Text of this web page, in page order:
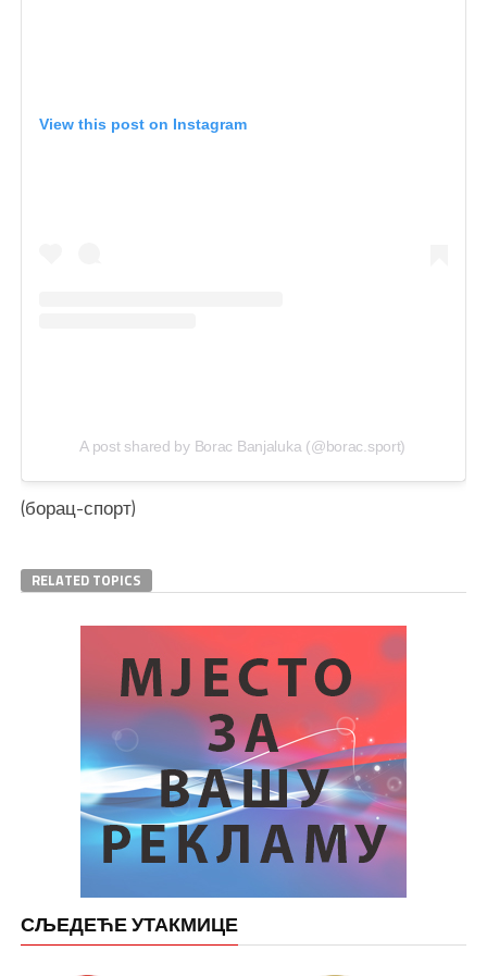
View this post on Instagram
A post shared by Borac Banjaluka (@borac.sport)
(борац-спорт)
RELATED TOPICS
СЉЕДЕЋЕ УТАКМИЦЕ